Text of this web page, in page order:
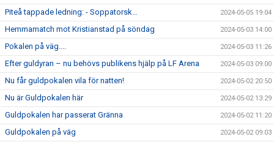
Piteå tappade ledning: - Soppatorsk… 2024-05-05 19:04
Hemmamatch mot Kristianstad på söndag 2024-05-03 14:00
Pokalen på väg.... 2024-05-03 11:26
Efter guldyran – nu behövs publikens hjälp på LF Arena 2024-05-03 09:00
Nu får guldpokalen vila för natten! 2024-05-02 20:50
Nu är Guldpokalen här 2024-05-02 13:29
Guldpokalen har passerat Gränna 2024-05-02 11:20
Guldpokalen på väg 2024-05-02 09:03